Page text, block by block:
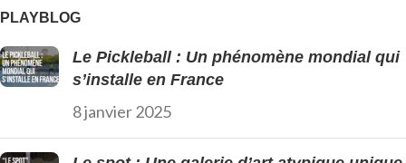
PLAYBLOG
Le Pickleball : Un phénomène mondial qui
s’installe en France
8 janvier 2025